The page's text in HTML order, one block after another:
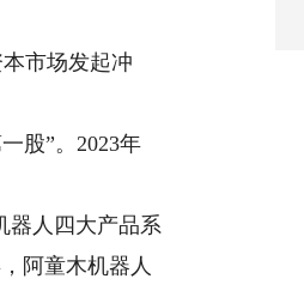
市场发起冲
股”。2023年
人四大产品系
阿童木机器人